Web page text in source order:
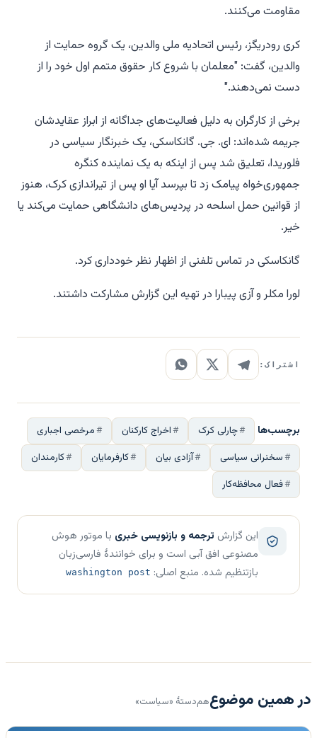
مقاومت می‌کنند.
کری رودریگز، رئیس اتحادیه ملی والدین، یک گروه حمایت از
والدین، گفت: "معلمان با شروع کار حقوق متمم اول خود را از
دست نمی‌دهند."
برخی از کارگران به دلیل فعالیت‌های جداگانه از ابراز عقایدشان
جریمه شده‌اند: ای. جی. گانکاسکی، یک خبرنگار سیاسی در
فلوریدا، تعلیق شد پس از اینکه به یک نماینده کنگره
جمهوری‌خواه پیامک زد تا بپرسد آیا او پس از تیراندازی کرک، هنوز
از قوانین حمل اسلحه در پردیس‌های دانشگاهی حمایت می‌کند یا
خیر.
گانکاسکی در تماس تلفنی از اظهار نظر خودداری کرد.
لورا مکلر و آزی پیبارا در تهیه این گزارش مشارکت داشتند.
اشتراک:
برچسب‌ها چارلی کرک اخراج کارکنان
مرخصی اجباری
سخنرانی سیاسی
آزادی بیان کارفرمایان
کارمندان
فعال محافظه‌کار
این گزارش ترجمه و بازنویسی خبری با موتور هوش
مصنوعی افق آبی است و برای خوانندهٔ فارسی‌زبان
بازتنظیم شده. منبع اصلی: washington post
در همین موضوعهم‌دستهٔ «سیاست»